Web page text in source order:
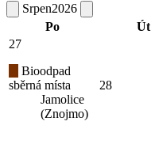
Srpen2026
Po
Út
27
Bioodpad
sběrná místa
Jamolice
(Znojmo)
28